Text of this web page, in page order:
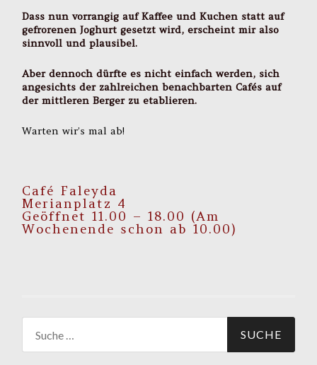
Dass nun vorrangig auf Kaffee und Kuchen statt auf
gefrorenen Joghurt gesetzt wird, erscheint mir also
sinnvoll und plausibel.
Aber dennoch dürfte es nicht einfach werden, sich
angesichts der zahlreichen benachbarten Cafés auf
der mittleren Berger zu etablieren.
Warten wir’s mal ab!
Café Faleyda
Merianplatz 4
Geöffnet 11.00 – 18.00 (Am
Wochenende schon ab 10.00)
nach: